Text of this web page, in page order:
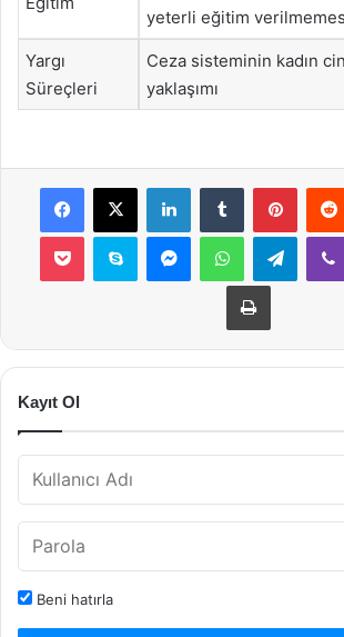
yeterli eğitim
Yargı
Süreçleri
Ceza sisteminin kadın
yaklaşımı
Facebook
X LinkedInTumblr
Pocket Skype MessengerWhatsApp
Yazdır
Kayıt Ol
Beni hatırla